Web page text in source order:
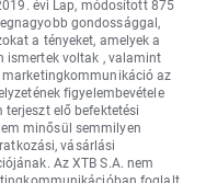
évi Lap, módosított 875
gondossággal,
a tényeket, amelyek a
ismertek voltak , valamint
az
figyelembevétele
elő befektetési
minősül semmilyen
vásárlási
Az XTB S.A. nem